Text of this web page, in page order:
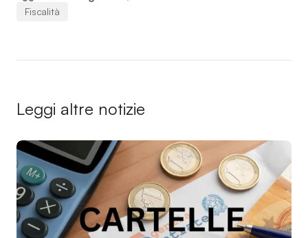
Fiscalità
Leggi altre notizie